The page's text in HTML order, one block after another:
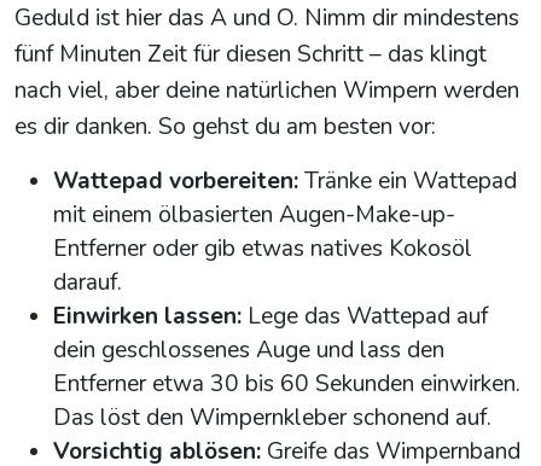
Geduld ist hier das A und O. Nimm dir mindestens
fünf Minuten Zeit für diesen Schritt – das klingt
nach viel, aber deine natürlichen Wimpern werden
es dir danken. So gehst du am besten vor:
Wattepad vorbereiten:Tränke ein Wattepad
mit einem ölbasierten Augen-Make-up-
Entferner oder gib etwas natives Kokosöl
darauf.
Einwirken lassen: Lege das Wattepad auf
dein geschlossenes Auge und lass den
Entferner etwa 30 bis 60 Sekunden einwirken.
Das löst den Wimpernkleber schonend auf.
Vorsichtig ablösen: Greife das Wimpernband